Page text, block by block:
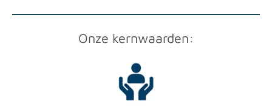
Onze kernwaarden: